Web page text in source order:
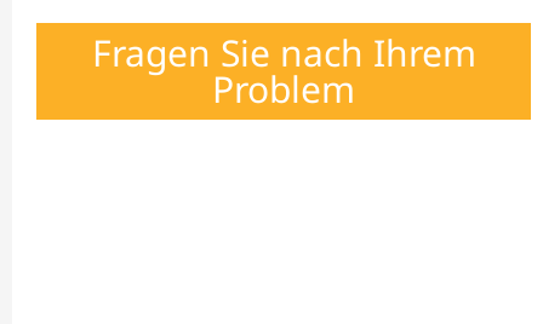
Fragen Sie nach Ihrem
Problem